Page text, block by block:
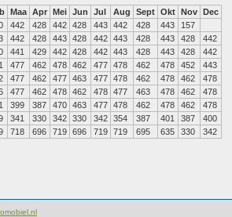
Maa Apr Mei Jun Jul Aug Sept Okt Nov Dec
442 428 442 428 443 442 428 443
157
442 428 443 428 442 443 428 443 428
442
441 429 442 428 442 443 428 443 428
442
477 462 478 462 477 478 462 478 452
443
477 462 477 463 477 478 462 478 462
478
477 462 478 462 478 477 463 478 462
478
399 387 470 463 477 478 462 478 462
478
341 330 342 330 342 354 387 401 387
400
718 696 719 696 719 719 695 635 330 342